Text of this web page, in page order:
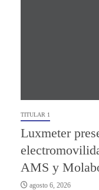
TITULAR 1
Luxmeter
AMS y
agosto 6, 2026